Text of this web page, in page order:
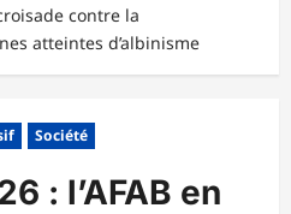
contre la
atteintes d’albinisme
Société
: l’AFAB en